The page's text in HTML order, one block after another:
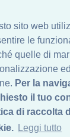
sito web
le
quelle di
Per la
il tuo
di raccolta
Leggi tutto
SHOP